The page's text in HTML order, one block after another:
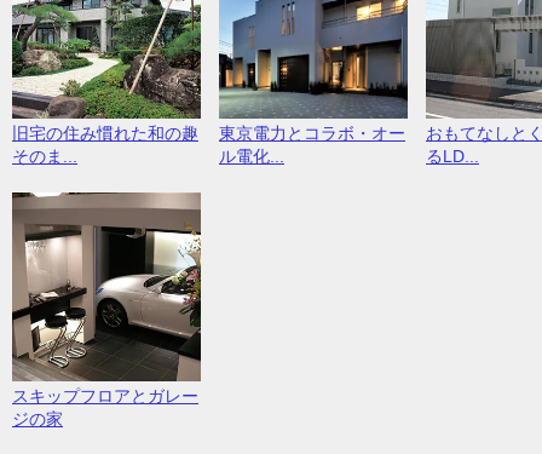
旧宅の住み慣れた和の趣
そのま...
東京電力とコラボ・オー
ル電化...
おもてなしと
るLD...
スキップフロアとガレー
ジの家